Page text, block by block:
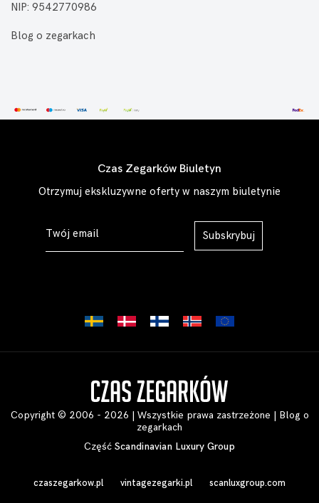
NIP: 9542770986
Blog o zegarkach
Czas Zegarków Biuletyn
Otrzymuj ekskluzywne oferty w naszym biuletynie
Subskrybuj
Copyright © 2006 - 2026 | Wszystkie prawa zastrzeżone | Blog o
zegarkach
Część Scandinavian Luxury Group
czaszegarkow.pl vintagezegarki.pl scanluxgroup.com